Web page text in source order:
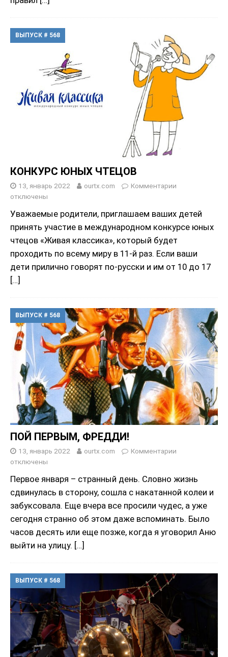
ВЫПУСК # 568
КОНКУРС ЮНЫХ ЧТЕЦОВ
13, январь 2022 ourtx.com
Комментарии
отключены
Уважаемые родители, приглашаем ваших детей
принять участие в международном конкурсе юных
чтецов «Живая классика», который будет
проходить по всему миру в 11-й раз. Если ваши
дети прилично говорят по-русски и им от 10 до 17
[…]
ВЫПУСК # 568
ПОЙ ПЕРВЫМ, ФРЕДДИ!
13, январь 2022 ourtx.com
Комментарии
отключены
Первое января – странный день. Словно жизнь
сдвинулась в сторону, сошла с накатанной колеи и
забуксовала. Еще вчера все просили чудес, а уже
сегодня странно об этом даже вспоминать. Было
часов десять или еще позже, когда я уговорил Аню
выйти на улицу. […]
ВЫПУСК # 568